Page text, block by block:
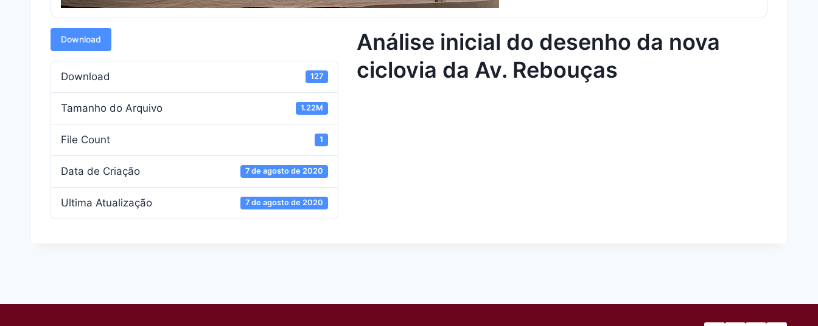
Download
Download 127
Tamanho do Arquivo 1.22M
File Count 1
Data de Criação 7 de agosto de 2020
Ultima Atualização 7 de agosto de 2020
Análise inicial do desenho da nova
ciclovia da Av. Rebouças